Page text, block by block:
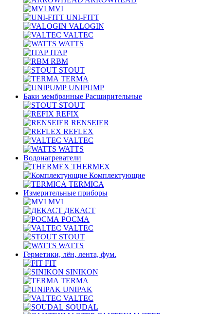
MVI
UNI-FITT
VALOGIN
VALTEC
WATTS
ITAP
RBM
STOUT
TERMA
UNIPUMP
Баки мембранные Расширительные
STOUT
REFIX
RENSEIER
REFLEX
VALTEC
WATTS
Водонагреватели
THERMEX
Комплектующие
TERMICA
Измерительные приборы
MVI
ДЕКАСТ
РОСМА
VALTEC
STOUT
WATTS
Герметики, лён, лента, фум.
FIT
SINIKON
TERMA
UNIPAK
VALTEC
SOUDAL